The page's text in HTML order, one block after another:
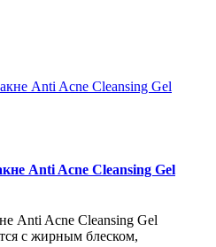
Anti Acne Cleansing Gel
Anti Acne Cleansing Gel
с жирным блеском,